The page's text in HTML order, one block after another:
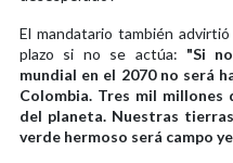
El mandatario también
plazo si no se actúa: "Si
mundial en el 2070 no será
Colombia. Tres mil millones
del planeta. Nuestras
verde hermoso será campo